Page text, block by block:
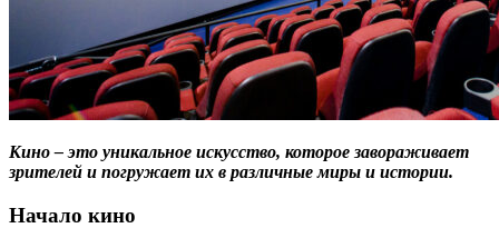
Кино – это уникальное искусство, которое завораживает
зрителей и погружает их в различные миры и истории.
Начало кино